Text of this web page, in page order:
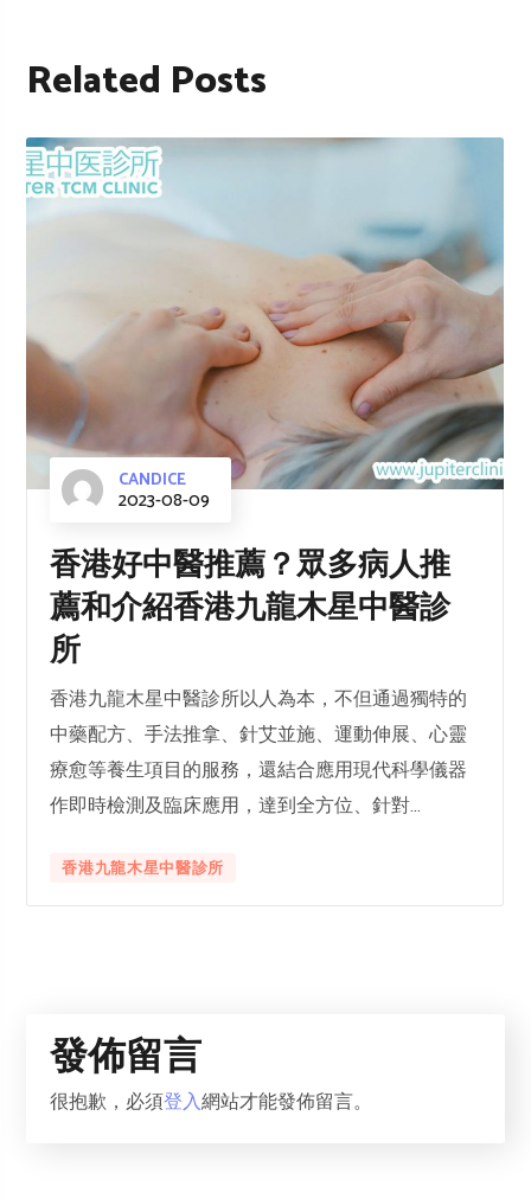
Related Posts
CANDICE
2023-08-09
香港好中醫推薦？眾多病人推
薦和介紹香港九龍木星中醫診
所
香港九龍木星中醫診所以人為本，不但通過獨特的
中藥配方、手法推拿、針艾並施、運動伸展、心靈
療愈等養生項目的服務，還結合應用現代科學儀器
作即時檢測及臨床應用，達到全方位、針對...
香港九龍木星中醫診所
發佈留言
很抱歉，必須登入網站才能發佈留言。